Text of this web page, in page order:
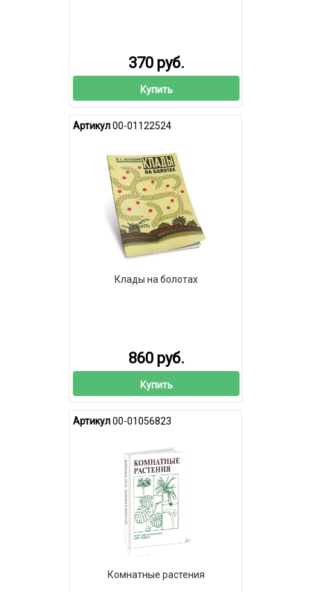
370 руб.
Купить
Артикул00-01122524
Клады на болотах
860 руб.
Купить
Артикул00-01056823
Комнатные растения